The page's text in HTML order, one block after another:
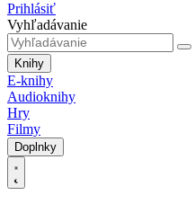
Prihlásiť
Vyhľadávanie
Knihy
E-knihy
Audioknihy
Hry
Filmy
Doplnky